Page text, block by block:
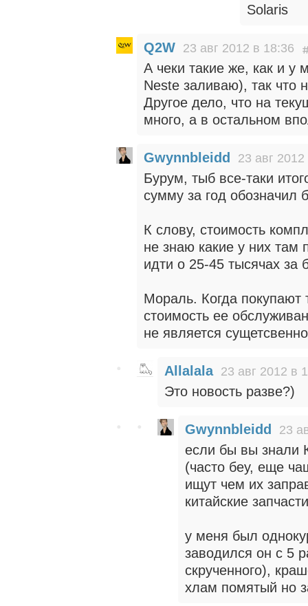
Solaris
Q2W 23 авг 2012 в 18:36
А чеки такие же, как и у
Neste заливаю), так что
Другое дело, что на
много, а в остальном
Gwynnbleidd 23 авг
Бурум, тыб все-таки
сумму за год обозначил
К слову, стоимость
не знаю какие у них там
идти о 25-45 тысячах за
Мораль. Когда покупают
стоимость ее
не является
Allalala 23 авг 2012 в
Это новость разве?)
Gwynnbleidd 23
если бы вы знали
(часто беу, еще
ищут чем их
китайские
у меня был
заводился он с 5
скрученного),
хлам помятый но